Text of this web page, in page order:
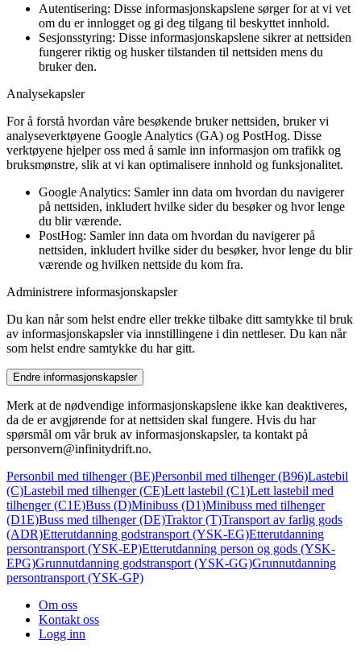
Autentisering: Disse informasjonskapslene sørger for at vi vet
om du er innlogget og gi deg tilgang til beskyttet innhold.
Sesjonsstyring: Disse informasjonskapslene sikrer at nettsiden
fungerer riktig og husker tilstanden til nettsiden mens du
bruker den.
Analysekapsler
For å forstå hvordan våre besøkende bruker nettsiden, bruker vi
analyseverktøyene Google Analytics (GA) og PostHog. Disse
verktøyene hjelper oss med å samle inn informasjon om trafikk og
bruksmønstre, slik at vi kan optimalisere innhold og funksjonalitet.
Google Analytics: Samler inn data om hvordan du navigerer
på nettsiden, inkludert hvilke sider du besøker og hvor lenge
du blir værende.
PostHog: Samler inn data om hvordan du navigerer på
nettsiden, inkludert hvilke sider du besøker, hvor lenge du blir
værende og hvilken nettside du kom fra.
Administrere informasjonskapsler
Du kan når som helst endre eller trekke tilbake ditt samtykke til bruk
av informasjonskapsler via innstillingene i din nettleser. Du kan når
som helst endre samtykke du har gitt.
Endre informasjonskapsler
Merk at de nødvendige informasjonskapslene ikke kan deaktiveres,
da de er avgjørende for at nettsiden skal fungere. Hvis du har
spørsmål om vår bruk av informasjonskapsler, ta kontakt på
personvern@infinitydrift.no.
Personbil med tilhenger (BE)Personbil med tilhenger (B96)Lastebil
(C)Lastebil med tilhenger (CE)Lett lastebil (C1)Lett lastebil med
tilhenger (C1E)Buss (D)Minibuss (D1)Minibuss med tilhenger
(D1E)Buss med tilhenger (DE)Traktor (T)Transport av farlig gods
(ADR)Etterutdanning godstransport (YSK-EG)Etterutdanning
persontransport (YSK-EP)Etterutdanning person og gods (YSK-
EPG)Grunnutdanning godstransport (YSK-GG)Grunnutdanning
persontransport (YSK-GP)
Om oss
Kontakt oss
Logg inn